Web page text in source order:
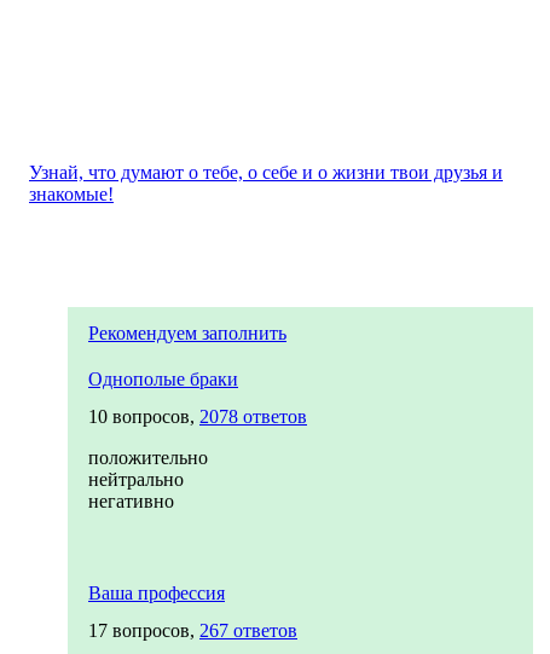
Узнай, что думают о тебе, о себе и о жизни твои друзья и
знакомые!
Рекомендуем заполнить
Однополые браки
10 вопросов, 2078 ответов
положительно
нейтрально
негативно
Ваша профессия
17 вопросов, 267 ответов